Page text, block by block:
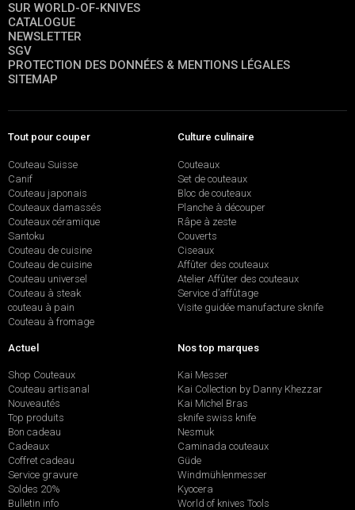
SUR WORLD-OF-KNIVES
CATALOGUE
NEWSLETTER
SGV
PROTECTION DES DONNÉES & MENTIONS LÉGALES
SITEMAP
Tout pour couper
Couteau Suisse
Canif
Couteau japonais
Couteaux damassés
Couteaux céramique
Santoku
Couteau de cuisine
Couteau de cuisine
Couteau universel
Couteau à steak
couteau à pain
Couteau à fromage
Culture culinaire
Couteaux
Set de couteaux
Bloc de couteaux
Planche à découper
Râpe à zeste
Couverts
Ciseaux
Affûter des couteaux
Atelier Affûter des couteaux
Service d’affûtage
Visite guidée manufacture sknife
Actuel
Shop Couteaux
Couteau artisanal
Nouveautés
Top produits
Bon cadeau
Cadeaux
Coffret cadeau
Service gravure
Soldes 20%
Bulletin info
Nos top marques
Kai Messer
Kai Collection by Danny Khezzar
Kai Michel Bras
sknife swiss knife
Nesmuk
Caminada couteaux
Güde
Windmühlenmesser
Kyocera
World of knives Tools